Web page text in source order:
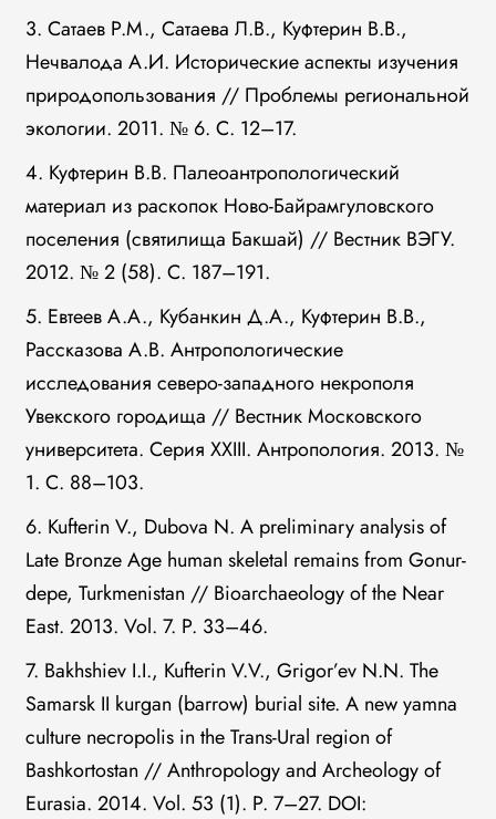
3. Сатаев Р.М., Сатаева Л.В., Куфтерин В.В.,
Нечвалода А.И. Исторические аспекты изучения
природопользования // Проблемы региональной
экологии. 2011. № 6. С. 12–17.
4. Куфтерин В.В. Палеоантропологический
материал из раскопок Ново-Байрамгуловского
поселения (святилища Бакшай) // Вестник ВЭГУ.
2012. № 2 (58). С. 187–191.
5. Евтеев А.А., Кубанкин Д.А., Куфтерин В.В.,
Рассказова А.В. Антропологические
исследования северо-западного некрополя
Увекского городища // Вестник Московского
университета. Серия XXIII. Антропология. 2013. №
1. С. 88–103.
6. Kufterin V., Dubova N. A preliminary analysis of
Late Bronze Age human skeletal remains from Gonur-
depe, Turkmenistan // Bioarchaeology of the Near
East. 2013. Vol. 7. P. 33–46.
7. Bakhshiev I.I., Kufterin V.V., Grigor’ev N.N. The
Samarsk II kurgan (barrow) burial site. A new yamna
culture necropolis in the Trans-Ural region of
Bashkortostan // Anthropology and Archeology of
Eurasia. 2014. Vol. 53 (1). P. 7–27. DOI: